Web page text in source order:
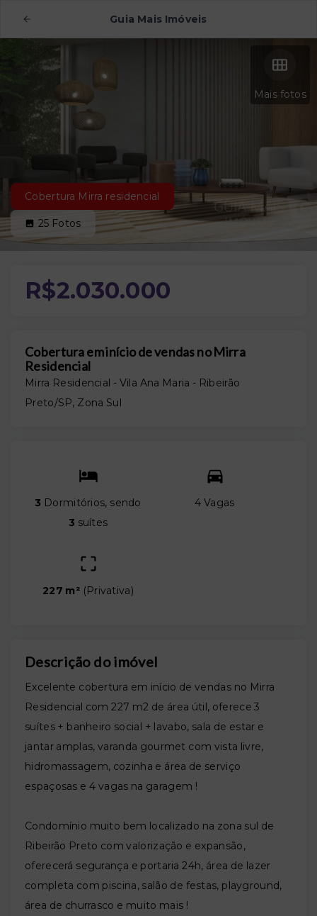
Guia Mais Imóveis
Mais fotos
Cobertura Mirra residencial
25 Fotos
R$2.030.000
Cobertura em início de vendas no Mirra
Residencial
Mirra Residencial - Vila Ana Maria - Ribeirão
Preto/SP, Zona Sul
3 Dormitórios, sendo
3 suítes
4 Vagas
227 m² (Privativa)
Descrição do imóvel
Excelente cobertura em início de vendasno Mirra
Residencial com 227 m2 de área útil, oferece 3
suítes + banheiro social + lavabo, sala de estar e
jantar amplas, varanda gourmet com vista livre,
hidromassagem, cozinha e área de serviço
espaçosas e 4 vagas na garagem !
Condomínio muito bem localizado na zona sul de
Ribeirão Preto com valorização e expansão,
oferecerá segurança e portaria 24h, área de lazer
completa com piscina, salão de festas, playground,
área de churrasco e muito mais !